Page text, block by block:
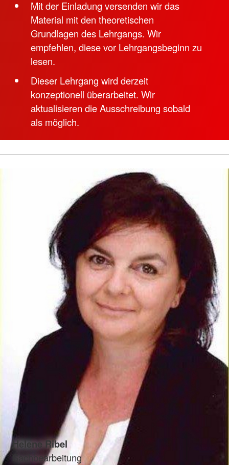
Mit der Einladung versenden wir das
Material mit den theoretischen
Grundlagen des Lehrgangs. Wir
empfehlen, diese vor Lehrgangsbeginn zu
lesen.
Dieser Lehrgang wird derzeit
konzeptionell überarbeitet. Wir
aktualisieren die Ausschreibung sobald
als möglich.
Helene Ribel
Sachbearbeitung